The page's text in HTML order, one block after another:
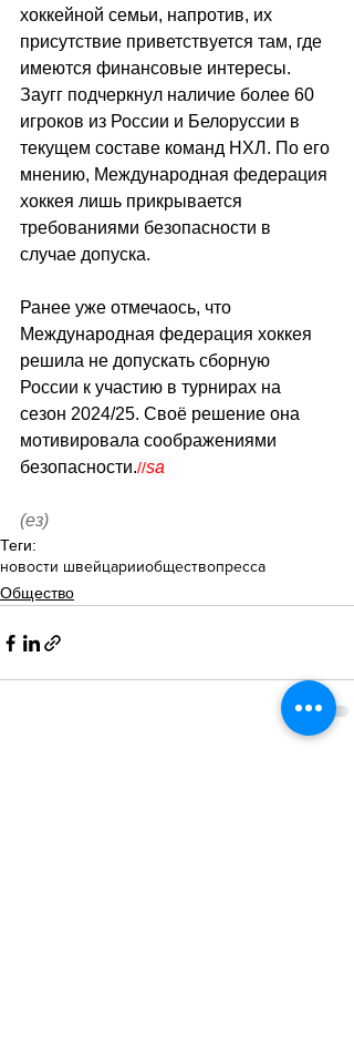
хоккейной семьи, напротив, их
присутствие приветствуется там, где
имеются финансовые интересы.
Заугг подчеркнул наличие более 60
игроков из России и Белоруссии в
текущем составе команд НХЛ. По его
мнению, Международная федерация
хоккея лишь прикрывается
требованиями безопасности в
случае допуска.
Ранее уже отмечаось, что
Международная федерация хоккея
решила не допускать сборную
России к участию в турнирах на
сезон 2024/25. Своё решение она
мотивировала соображениями
безопасности.//sa
(ез)
Теги:
новости швейцарииобществопресса
Общество